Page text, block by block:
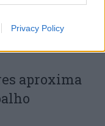
Privacy Policy
aproxima